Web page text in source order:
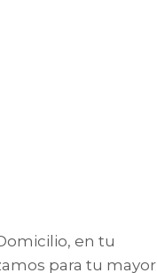
en tu
para tu mayor